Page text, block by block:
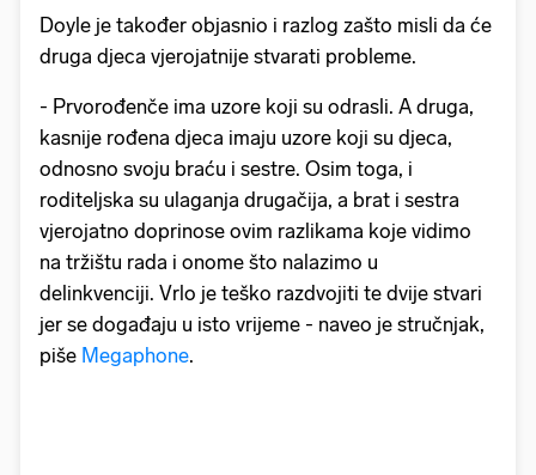
Doyle je također objasnio i razlog zašto misli da će
druga djeca vjerojatnije stvarati probleme.
- Prvorođenče ima uzore koji su odrasli. A druga,
kasnije rođena djeca imaju uzore koji su djeca,
odnosno svoju braću i sestre. Osim toga, i
roditeljska su ulaganja drugačija, a brat i sestra
vjerojatno doprinose ovim razlikama koje vidimo
na tržištu rada i onome što nalazimo u
delinkvenciji. Vrlo je teško razdvojiti te dvije stvari
jer se događaju u isto vrijeme - naveo je stručnjak,
piše Megaphone.